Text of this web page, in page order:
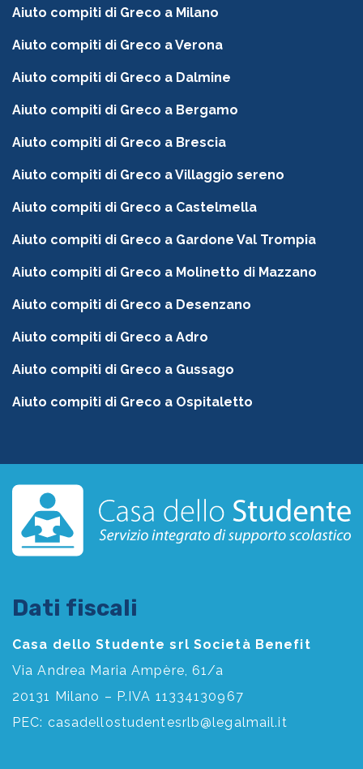
Aiuto compiti di Greco a Milano
Aiuto compiti di Greco a Verona
Aiuto compiti di Greco a Dalmine
Aiuto compiti di Greco a Bergamo
Aiuto compiti di Greco a Brescia
Aiuto compiti di Greco a Villaggio sereno
Aiuto compiti di Greco a Castelmella
Aiuto compiti di Greco a Gardone Val Trompia
Aiuto compiti di Greco a Molinetto di Mazzano
Aiuto compiti di Greco a Desenzano
Aiuto compiti di Greco a Adro
Aiuto compiti di Greco a Gussago
Aiuto compiti di Greco a Ospitaletto
Dati fiscali
Casa dello Studente srl Società Benefit
Via Andrea Maria Ampère, 61/a
20131 Milano – P.IVA 11334130967
PEC: casadellostudentesrlb@legalmail.it